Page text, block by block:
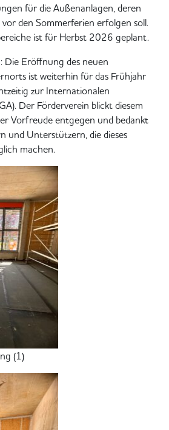
für die Außenanlagen, deren
den Sommerferien erfolgen soll.
ist für Herbst 2026 geplant.
Die Eröffnung des neuen
ist weiterhin für das Frühjahr
zur Internationalen
Der Förderverein blickt diesem
Vorfreude entgegen und bedankt
und Unterstützern, die dieses
machen.
(1)